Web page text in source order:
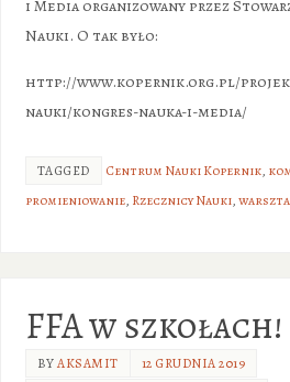
i Media organizowany przez
Nauki. O tak było:
http://www.kopernik.org.pl/
nauki/kongres-nauka-i-media/
TAGGED Centrum Nauki Kopernik,
promieniowanie, Rzecznicy Nauki,
FFA w szkołach!
BYAKSAMIT
12 GRUDNIA 2019